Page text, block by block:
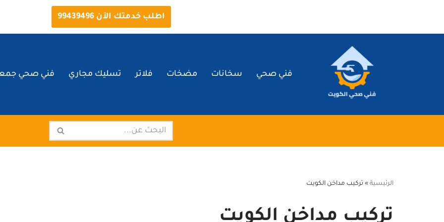
اطلب خدمتك الآن 99439496
فني صحي سخانات مضخات فلاتر تسليك مجاري فني صحي
الرئيسية » تركيب مداخن الكويت
تركيب مداخن الكويت